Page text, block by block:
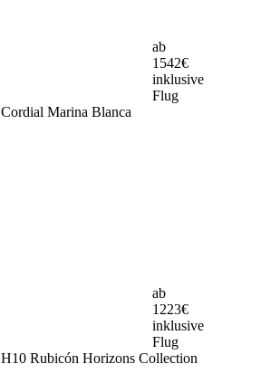
ab
1542€
inklusive
Flug
Cordial Marina Blanca
ab
1223€
inklusive
Flug
H10 Rubicón Horizons Collection